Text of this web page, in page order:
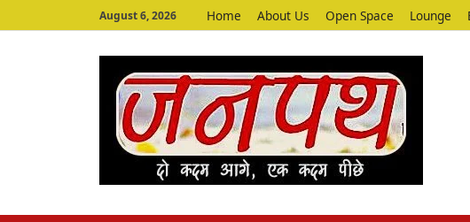
August 6, 2026 Home About Us Open Space Lounge